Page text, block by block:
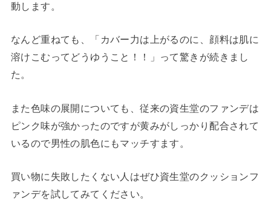
動します。
なんど重ねても、「カバー力は上がるのに、顔料は肌に
溶けこむってどうゆうこと！！」って驚きが続きまし
た。
また色味の展開についても、従来の資生堂のファンデは
ピンク味が強かったのですが黄みがしっかり配合されて
いるので男性の肌色にもマッチすます。
買い物に失敗したくない人はぜひ資生堂のクッションフ
ァンデを試してみてください。